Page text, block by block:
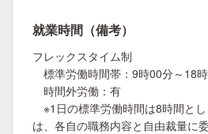
就業時間（備考）
フレックスタイム制
標準労働時間帯：9時00分～18
時間外労働：有
※1日の標準労働時間は8時間と
は、各自の職務内容と自由裁量に